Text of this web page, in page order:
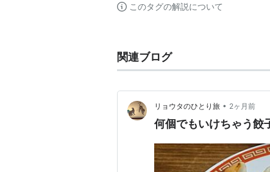
このタグの解説について
関連ブログ
リョウタのひとり旅 • 2ヶ月前
何個でもいけちゃう餃